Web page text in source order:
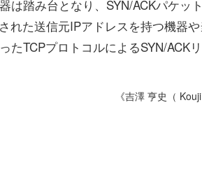
は踏み台となり、SYN/ACKパケッ
れた送信元IPアドレスを持つ機器
TCPプロトコルによるSYN/ACK
《吉澤 亨史（